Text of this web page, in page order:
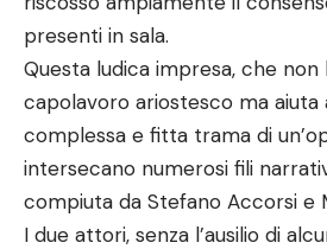
presenti in sala.
Questa ludica impresa, che
capolavoro ariostesco ma aiuta
complessa e fitta trama di
intersecano numerosi fili
compiuta da Stefano Accorsi e
I due attori, senza l’ausilio di